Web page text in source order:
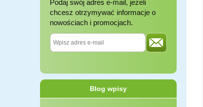
Podaj swój adres e-mail, jeżeli
chcesz otrzymywać informacje o
nowościach i promocjach.
Blog wpisy